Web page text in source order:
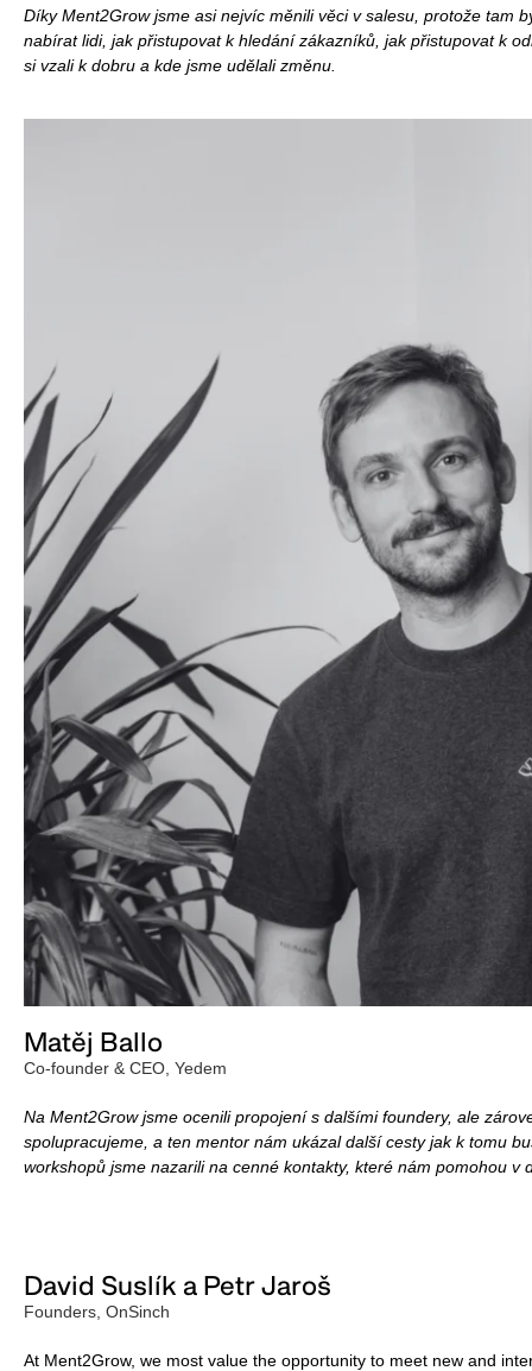
Díky Ment2Grow jsme asi nejvíc měnili věci v salesu, protože tam
nabírat lidi, jak přistupovat k hledání zákazníků, jak přistupovat k
si vzali k dobru a kde jsme udělali změnu.
Matěj Ballo
Co-founder & CEO, Yedem
Na Ment2Grow jsme ocenili propojení s dalšími foundery, ale
spolupracujeme, a ten mentor nám ukázal další cesty jak k tomu
workshopů jsme nazarili na cenné kontakty, které nám pomohou v
David Suslík a Petr Jaroš
Founders, OnSinch
At Ment2Grow, we most value the opportunity to meet new and